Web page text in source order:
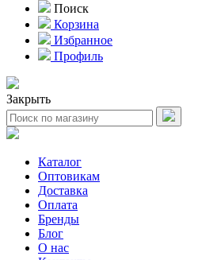
Поиск
Корзина
Избранное
Профиль
Закрыть
Каталог
Оптовикам
Доставка
Оплата
Бренды
Блог
О нас